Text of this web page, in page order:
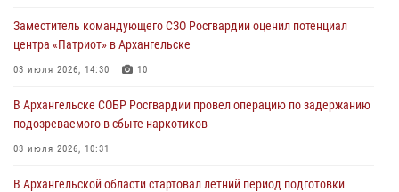
Заместитель командующего СЗО Росгвардии оценил потенциал
центра «Патриот» в Архангельске
03 июля 2026, 14:30 10
В Архангельске СОБР Росгвардии провел операцию по задержанию
подозреваемого в сбыте наркотиков
03 июля 2026, 10:31
В Архангельской области стартовал летний период подготовки